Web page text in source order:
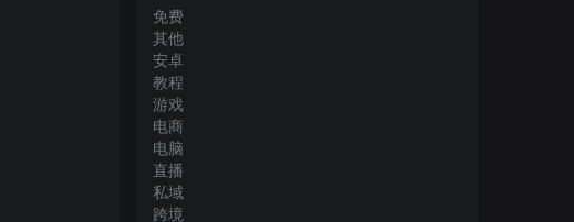
免费
其他
安卓
教程
游戏
电商
电脑
直播
私域
跨境